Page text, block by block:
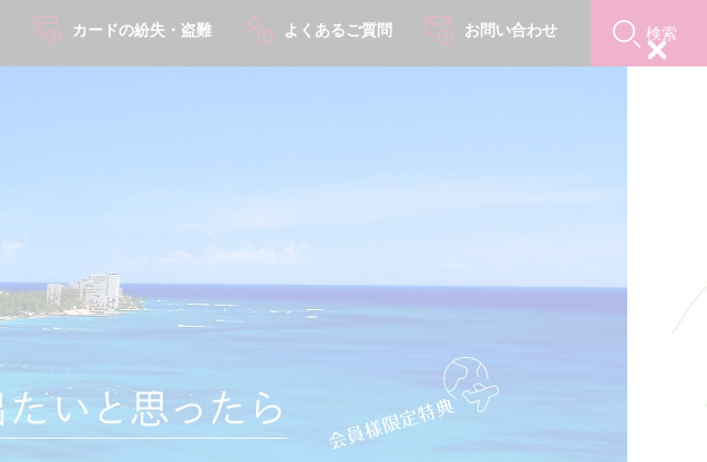
カードの紛失・盗難 よくあるご質問 お問い合わせ 検索
Close